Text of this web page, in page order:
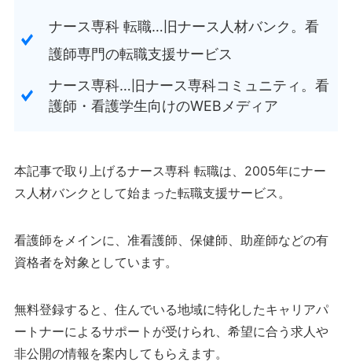
ナース専科 転職…旧ナース人材バンク。看
護師専門の転職支援サービス
ナース専科…旧ナース専科コミュニティ。看
護師・看護学生向けのWEBメディア
本記事で取り上げるナース専科 転職は、2005年にナー
ス人材バンクとして始まった転職支援サービス。
看護師をメインに、准看護師、保健師、助産師などの有
資格者を対象としています。
無料登録すると、住んでいる地域に特化したキャリアパ
ートナーによるサポートが受けられ、希望に合う求人や
非公開の情報を案内してもらえます。